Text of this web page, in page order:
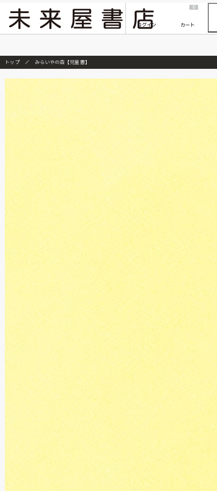
『ONE PIECE magazine 021 ONE PIECEカード付き同梱版』発売延期のご案内
ログイン
0
カート
トップ みらいやの森【児童書】